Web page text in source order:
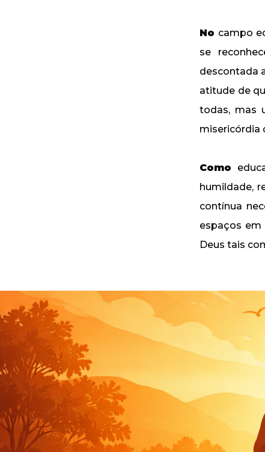
No campo
se
descontada
atitude de
todas, mas
misericórdia
Como
humildade,
contínua
espaços
Deus tais